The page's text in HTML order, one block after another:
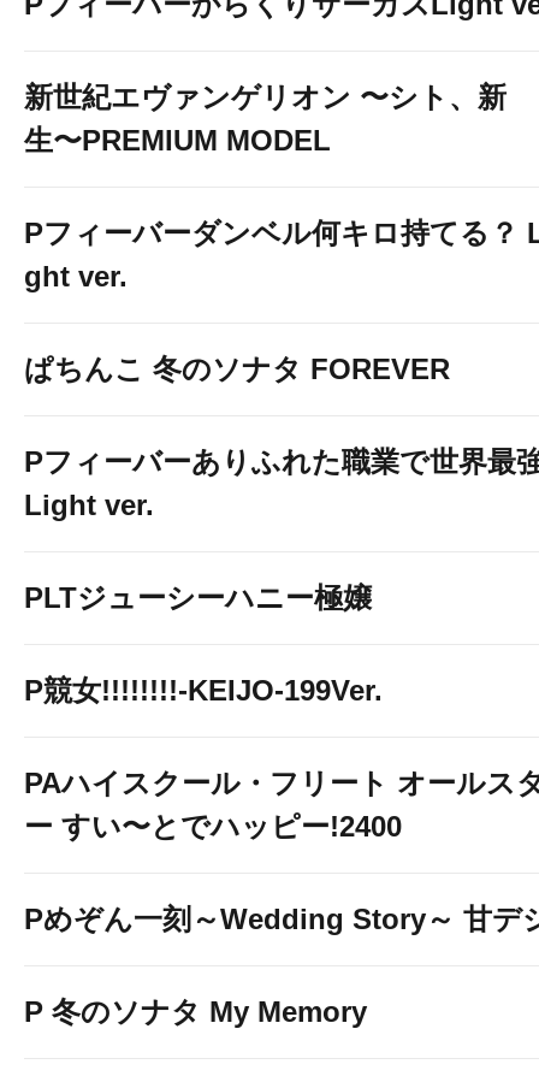
新世紀エヴァンゲリオン 〜シト、新
生〜PREMIUM MODEL
Pフィーバーダンベル何キロ持てる？
ght ver.
ぱちんこ 冬のソナタ FOREVER
Pフィーバーありふれた職業で世界最
Light ver.
PLTジューシーハニー極嬢
P競女!!!!!!!!-KEIJO-199Ver.
PAハイスクール・フリート オールス
ー すい〜とでハッピー!2400
Pめぞん一刻～Wedding Story～ 甘デ
P 冬のソナタ My Memory